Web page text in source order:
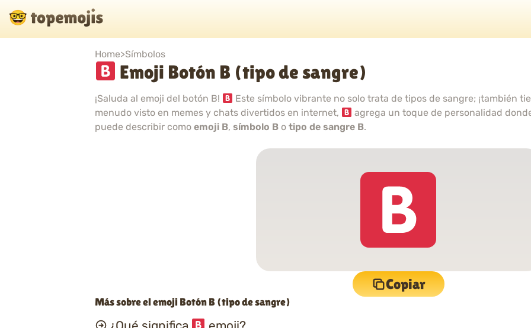
Home>Símbolos
Emoji Botón B (tipo de sangre)
¡Saluda al emoji del botón B!
Este símbolo vibrante no solo trata de tipos de sangre; ¡también
menudo visto en memes y chats divertidos en internet,
agrega un toque de personalidad
puede describir como emoji B, símbolo B o tipo de sangre B.
Copiar
Más sobre el emoji Botón B (tipo de sangre)